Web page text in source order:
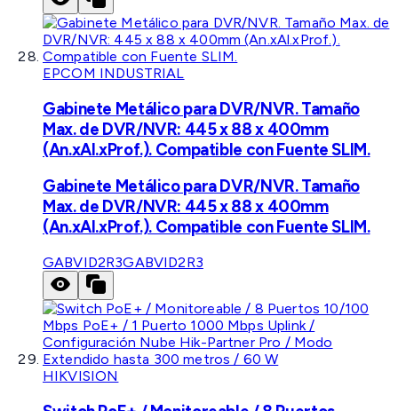
EPCOM INDUSTRIAL
Gabinete Metálico para DVR/NVR. Tamaño
Max. de DVR/NVR: 445 x 88 x 400mm
(An.xAl.xProf.). Compatible con Fuente SLIM.
Gabinete Metálico para DVR/NVR. Tamaño
Max. de DVR/NVR: 445 x 88 x 400mm
(An.xAl.xProf.). Compatible con Fuente SLIM.
GABVID2R3GABVID2R3
HIKVISION